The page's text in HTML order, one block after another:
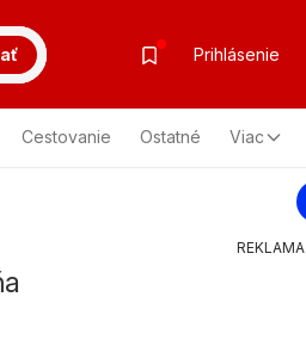
Prihlásenie
Cestovanie Ostatné Viac
REKLAMA